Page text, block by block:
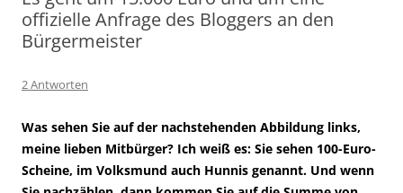
offizielle Anfrage des Bloggers an den
Bürgermeister
2 Antworten
Was sehen Sie auf der nachstehenden Abbildung links,
meine lieben Mitbürger? Ich weiß es: Sie sehen 100-Euro-
Scheine, im Volksmund auch Hunnis genannt. Und wenn